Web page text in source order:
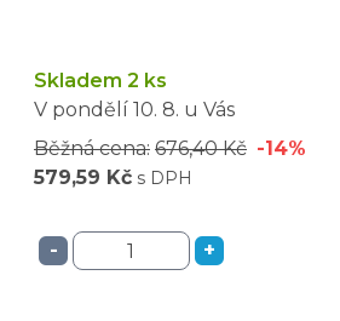
Skladem 2 ks
V pondělí 10. 8. u Vás
Běžná cena: 676,40 Kč -14%
579,59 Kč s DPH
- +